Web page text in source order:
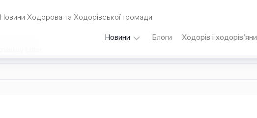
Новини Ходорова та Ходорівської громади
Новини Блоги Ходорів і ходорів’яни
під